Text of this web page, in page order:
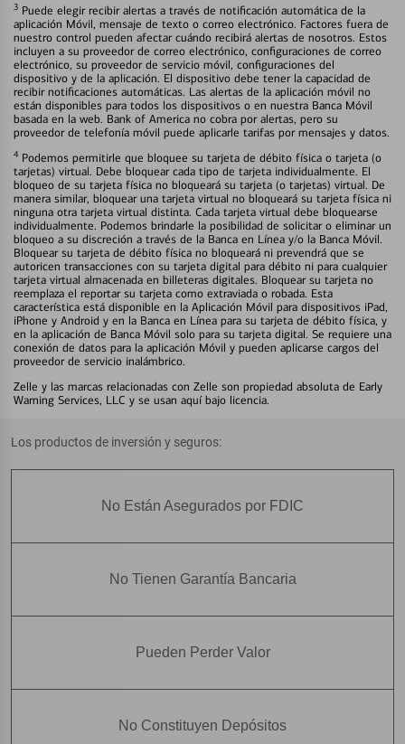
3 Puede elegir recibir alertas a través de notificación automática de la
aplicación Móvil, mensaje de texto o correo electrónico. Factores fuera de
nuestro control pueden afectar cuándo recibirá alertas de nosotros. Estos
incluyen a su proveedor de correo electrónico, configuraciones de correo
electrónico, su proveedor de servicio móvil, configuraciones del
dispositivo y de la aplicación. El dispositivo debe tener la capacidad de
recibir notificaciones automáticas. Las alertas de la aplicación móvil no
están disponibles para todos los dispositivos o en nuestra Banca Móvil
basada en la web. Bank of America no cobra por alertas, pero su
proveedor de telefonía móvil puede aplicarle tarifas por mensajes y datos.
4 Podemos permitirle que bloquee su tarjeta de débito física o tarjeta (o
tarjetas) virtual. Debe bloquear cada tipo de tarjeta individualmente. El
bloqueo de su tarjeta física no bloqueará su tarjeta (o tarjetas) virtual. De
manera similar, bloquear una tarjeta virtual no bloqueará su tarjeta física ni
ninguna otra tarjeta virtual distinta. Cada tarjeta virtual debe bloquearse
individualmente. Podemos brindarle la posibilidad de solicitar o eliminar un
bloqueo a su discreción a través de la Banca en Línea y/o la Banca Móvil.
Bloquear su tarjeta de débito física no bloqueará ni prevendrá que se
autoricen transacciones con su tarjeta digital para débito ni para cualquier
tarjeta virtual almacenada en billeteras digitales. Bloquear su tarjeta no
reemplaza el reportar su tarjeta como extraviada o robada. Esta
característica está disponible en la Aplicación Móvil para dispositivos iPad,
iPhone y Android y en la Banca en Línea para su tarjeta de débito física, y
en la aplicación de Banca Móvil solo para su tarjeta digital. Se requiere una
conexión de datos para la aplicación Móvil y pueden aplicarse cargos del
proveedor de servicio inalámbrico.
Zelle y las marcas relacionadas con Zelle son propiedad absoluta de Early
Warning Services, LLC y se usan aquí bajo licencia.
Los productos de inversión y seguros:
No Están Asegurados por FDIC
No Tienen Garantía Bancaria
Pueden Perder Valor
No Constituyen Depósitos